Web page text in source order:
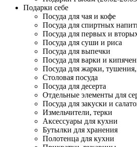
Подарки себе
Посуда для чая и кофе
Посуда для спиртных
Посуда для первых и
Посуда для суши и риса
Посуда для выпечки
Посуда для варки и
Посуда для жарки,
Столовая посуда
Посуда для десерта
Отдельные элементы для
Посуда для закуски и
Измельчители, терки
Аксессуары для кухни
Бутылки для хранения
Полотенца для кухни